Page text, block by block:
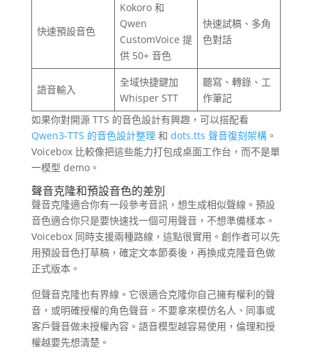
快速預設音色
Kokoro 和
Qwen
CustomVoice 提
供 50+ 音色
快速試稿、多角
色對話
語音輸入
全域快捷鍵加
Whisper STT
聽寫、轉錄、工
作筆記
如果你對開源 TTS 的音色設計有興趣，可以搭配看
Qwen3-TTS 的音色設計整理 和 dots.tts 聲音復刻架構。
Voicebox 比較像把這些能力打包成桌面工作台，而不是單
一模型 demo。
聲音克隆和預設音色的差別
聲音克隆適合你有一段參考音訊，想生成相似聲線。預設
音色適合你只是要快速找一個可用聲音，不想準備樣本。
Voicebox 同時支援兩種路線，這點很實用。創作者可以先
用預設音色打草稿，確定文本節奏後，再換成克隆音色做
正式版本。
但聲音克隆也有界線。它很適合克隆你自己擁有權利的聲
音，或明確授權的角色聲音。不要拿來模仿名人、同事或
客戶聲音做未授權內容。語音模型越容易使用，倫理和授
權越要先想清楚。